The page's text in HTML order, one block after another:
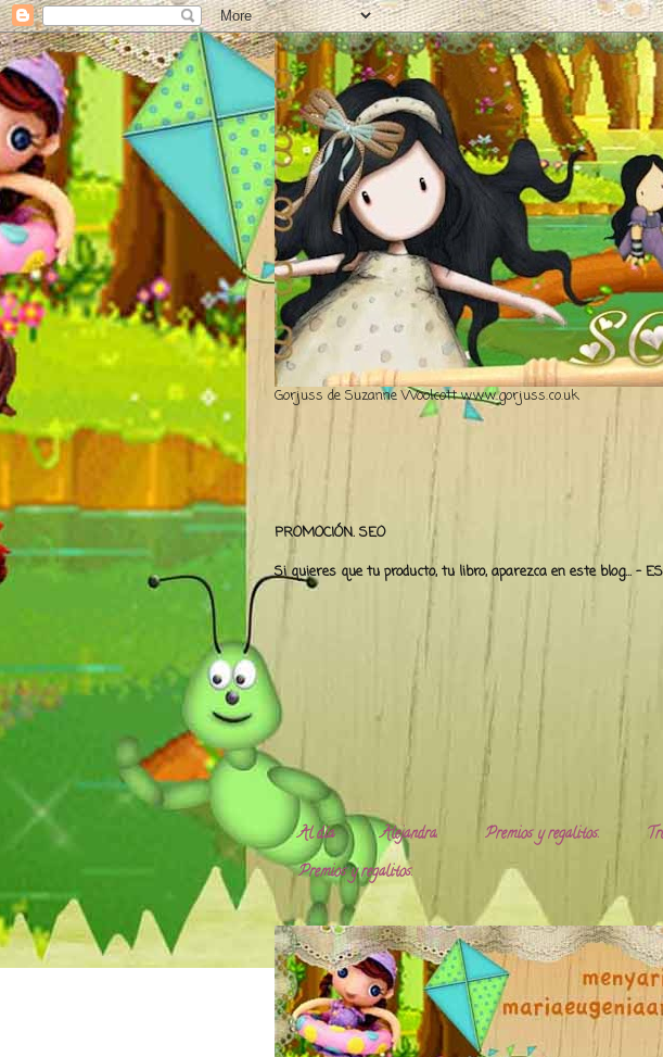
Gorjuss de Suzanne Woolcott www.gorjuss.co.uk
PROMOCIÓN. SEO
Si quieres que tu producto, tu libro, aparezca en este blog... -
Al día Alejandra. Premios y regalitos.
Premios y regalitos.